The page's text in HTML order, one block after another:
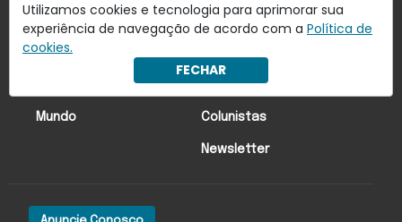
Utilizamos cookies e tecnologia para aprimorar sua
experiência de navegação de acordo com a Política de
cookies.
FECHAR
Últimas Notícias
Mundo
Lado oa!
Colunistas
Newsletter